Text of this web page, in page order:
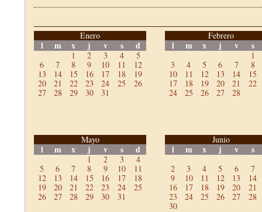
Enero
l m x j v s d
1 2 3 4
5
6
7 8 9 10 11
12
13
14 15 16 17 18
19
20
21 22 23 24 25
26
27
28 29 30 31
Febrero
l m x j v s
1
3
4 5 6 7
8
10
11 12 13 14
15
17
18 19 20 21
22
24
25 26 27 28
Mayo
l m x j v s d
1 2 3
4
5
6 7 8 9 10
11
12
13 14 15 16 17
18
19
20 21 22 23 24
25
26
27 28 29 30 31
Junio
l m x j v s
2 3 4 5 6
7
9
10 11 12 13
14
16
17 18 19 20
21
23
24 25 26 27
28
30